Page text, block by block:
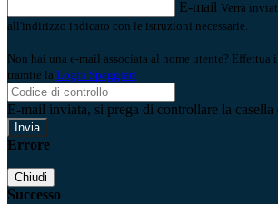
E-mail Verrà
all'indirizzo indicato con le istruzioni necessarie.
Non hai una e-mail associata al nome utente? Effettua
tramite la Login Spaggiari
E-mail inviata, si prega di controllare la casella
Errore
Chiudi
Successo